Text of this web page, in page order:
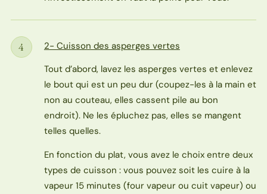
Étape
4
2- Cuisson des asperges vertes
Tout d’abord, lavez les asperges vertes et enlevez
le bout qui est un peu dur (coupez-les à la main et
non au couteau, elles cassent pile au bon
endroit). Ne les épluchez pas, elles se mangent
telles quelles.
En fonction du plat, vous avez le choix entre deux
types de cuisson : vous pouvez soit les cuire à la
vapeur 15 minutes (four vapeur ou cuit vapeur) ou